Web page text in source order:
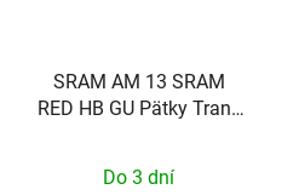
SRAM AM 13 SRAM
RED HB GU Pätky Trans
Do 3 dní